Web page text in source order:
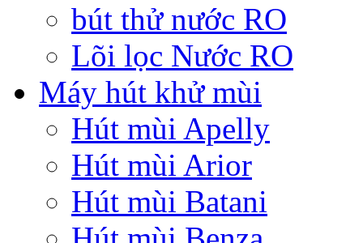
bút thử nước RO
Lõi lọc Nước RO
Máy hút khử mùi
Hút mùi Apelly
Hút mùi Arior
Hút mùi Batani